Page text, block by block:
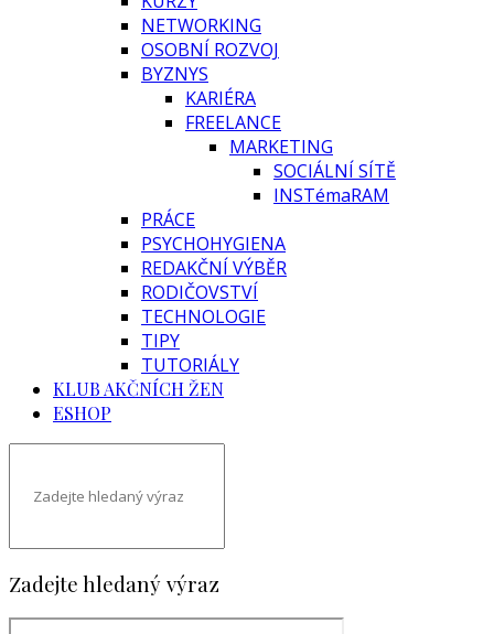
NETWORKING
OSOBNÍ ROZVOJ
BYZNYS
KARIÉRA
FREELANCE
MARKETING
SOCIÁLNÍ SÍTĚ
INSTémaRAM
PRÁCE
PSYCHOHYGIENA
REDAKČNÍ VÝBĚR
RODIČOVSTVÍ
TECHNOLOGIE
TIPY
TUTORIÁLY
KLUB AKČNÍCH ŽEN
ESHOP
Zadejte hledaný výraz